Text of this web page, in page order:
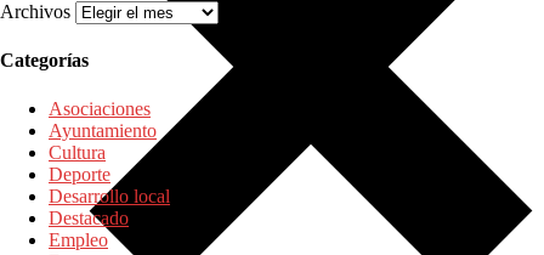
Archivos
Categorías
Asociaciones
Ayuntamiento
Cultura
Deporte
Desarrollo local
Destacado
Empleo